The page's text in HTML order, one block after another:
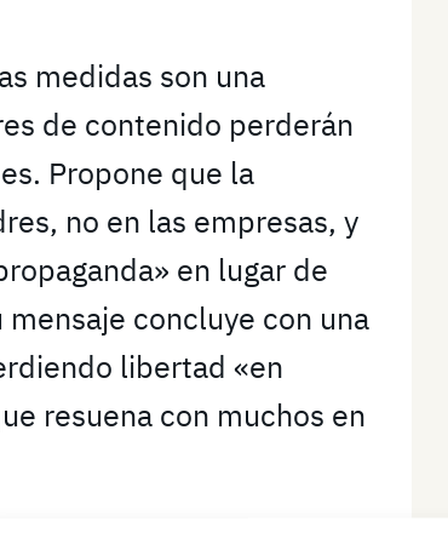
medidas son una
de contenido perderán
Propone que la
no en las empresas, y
en lugar de
concluye con una
libertad «en
resuena con muchos en